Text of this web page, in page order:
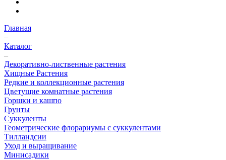
Главная
–
Каталог
–
Декоративно-лиственные растения
Хищные Растения
Редкие и коллекционные растения
Цветущие комнатные растения
Горшки и кашпо
Грунты
Суккуленты
Геометрические флорариумы с суккулентами
Тилландсии
Уход и выращивание
Минисадики